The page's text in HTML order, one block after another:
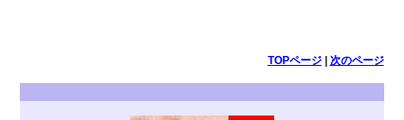
TOPページ| 次のページ